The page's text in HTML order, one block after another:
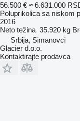
56.500 € ≈ 6.631.000
Poluprikolica sa niskom
2016
Neto težina 35.920 kg
Srbija, Simanovci
Glacier d.o.o.
Kontaktirajte prodavca